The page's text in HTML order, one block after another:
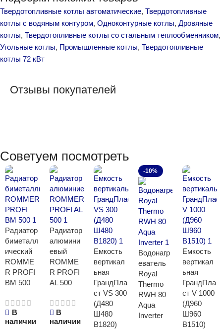
Твердотопливные котлы автоматические, Твердотопливные
котлы с водяным контуром, Одноконтурные котлы, Дровяные
котлы, Твердотопливные котлы со стальным теплообменником,
Угольные котлы, Промышленные котлы, Твердотопливные
котлы 72 кВт
Отзывы покупателей
Советуем посмотреть
Радиатор
биметалл
ический
ROMME
R PROFI
BM 500
В
наличии
Радиатор
алюмини
евый
ROMME
R PROFI
AL 500
В
наличии
Емкость
вертикал
ьная
ГрандПла
ст VS 300
(Д480
Ш480
В1820)
-10%
Водонагр
еватель
Royal
Thermo
RWH 80
Aqua
Inverter
Емкость
вертикал
ьная
ГрандПла
ст V 1000
(Д960
Ш960
В1510)